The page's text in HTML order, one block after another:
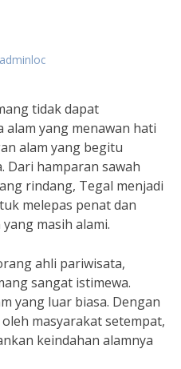
adminloc
tidak dapat
yang menawan hati
alam yang begitu
Dari hamparan sawah
rindang, Tegal menjadi
melepas penat dan
masih alami.
ahli pariwisata,
sangat istimewa.
yang luar biasa. Dengan
masyarakat setempat,
keindahan alamnya